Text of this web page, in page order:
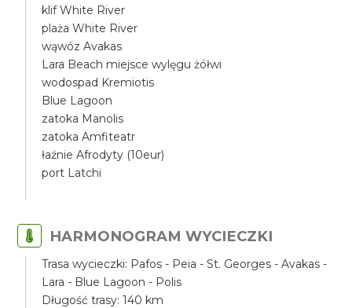
klif White River
plaża White River
wąwóz Avakas
Lara Beach miejsce wylęgu żółwi
wodospad Kremiotis
Blue Lagoon
zatoka Manolis
zatoka Amfiteatr
łaźnie Afrodyty (10eur)
port Latchi
HARMONOGRAM WYCIECZKI
Trasa wycieczki: Pafos - Peia - St. Georges - Avakas -
Lara - Blue Lagoon - Polis
Długość trasy: 140 km